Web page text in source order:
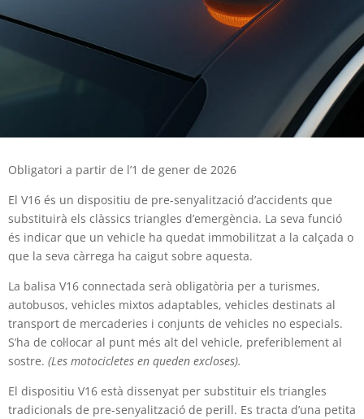
Obligatori a partir de l’1 de gener de 2026
El V16 és un dispositiu de pre-senyalització d’accidents que
substituirà els clàssics triangles d’emergència. La seva funció
és indicar que un vehicle ha quedat immobilitzat a la calçada o
que la seva càrrega ha caigut sobre aquesta.
La balisa V16 connectada serà obligatòria per a turismes,
autobusos, vehicles mixtos adaptables, vehicles destinats al
transport de mercaderies i conjunts de vehicles no especials.
S’ha de col·locar al punt més alt del vehicle, preferiblement al
sostre. (Les motocicletes en queden excloses).
El dispositiu V16 està dissenyat per substituir els triangles
tradicionals de pre-senyalització de perill. Es tracta d’una petita